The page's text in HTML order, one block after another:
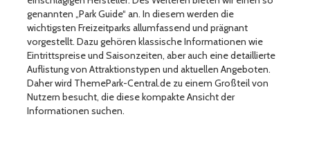
genannten „Park Guide“ an. In diesem werden die
wichtigsten Freizeitparks allumfassend und prägnant
vorgestellt. Dazu gehören klassische Informationen wie
Eintrittspreise und Saisonzeiten, aber auch eine detaillierte
Auflistung von Attraktionstypen und aktuellen Angeboten.
Daher wird ThemePark-Central.de zu einem Großteil von
Nutzern besucht, die diese kompakte Ansicht der
Informationen suchen.